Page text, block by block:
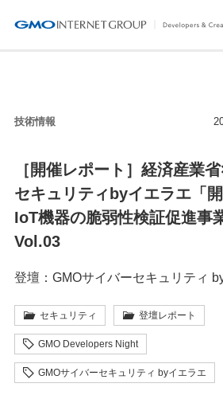
技術情報
［開催レポート］経済産業
セキュリティbyイエラエ「
IoT機器の脆弱性検証促進事
Vol.03
登壇：GMOサイバーセキュリティ
セキュリティ 登壇レポート
GMO Developers Night
GMOサイバーセキュリティ byイエラエ